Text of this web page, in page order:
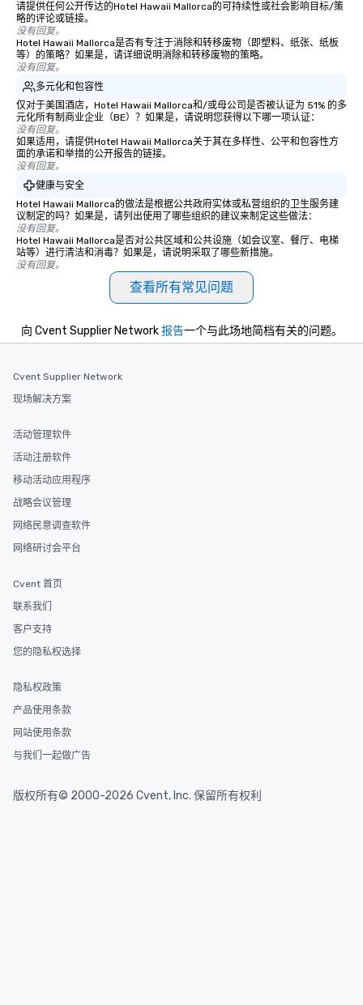
请提供任何公开传达的Hotel Hawaii Mallorca的可持续性或社会影响目标/策
略的评论或链接。
没有回复。
Hotel Hawaii Mallorca是否有专注于消除和转移废物（即塑料、纸张、纸板
等）的策略？如果是，请详细说明消除和转移废物的策略。
没有回复。
多元化和包容性
仅对于美国酒店，Hotel Hawaii Mallorca和/或母公司是否被认证为 51% 的多
元化所有制商业企业（BE）？如果是，请说明您获得以下哪一项认证：
没有回复。
如果适用，请提供Hotel Hawaii Mallorca关于其在多样性、公平和包容性方
面的承诺和举措的公开报告的链接。
没有回复。
健康与安全
Hotel Hawaii Mallorca的做法是根据公共政府实体或私营组织的卫生服务建
议制定的吗？如果是，请列出使用了哪些组织的建议来制定这些做法：
没有回复。
Hotel Hawaii Mallorca是否对公共区域和公共设施（如会议室、餐厅、电梯
站等）进行清洁和消毒？如果是，请说明采取了哪些新措施。
没有回复。
查看所有常见问题
向 Cvent Supplier Network报告一个与此场地简档有关的问题。
Cvent Supplier Network
现场解决方案
活动管理软件
活动注册软件
移动活动应用程序
战略会议管理
网络民意调查软件
网络研讨会平台
Cvent 首页
联系我们
客户支持
您的隐私权选择
隐私权政策
产品使用条款
网站使用条款
与我们一起做广告
版权所有© 2000-2026 Cvent, Inc. 保留所有权利